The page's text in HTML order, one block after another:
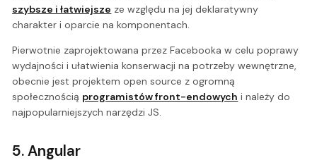
szybsze i łatwiejsze ze względu na jej deklaratywny
charakter i oparcie na komponentach.
Pierwotnie zaprojektowana przez Facebooka w celu poprawy
wydajności i ułatwienia konserwacji na potrzeby wewnętrzne,
obecnie jest projektem open source z ogromną
społecznością programistów front-endowych i należy do
najpopularniejszych narzędzi JS.
5. Angular